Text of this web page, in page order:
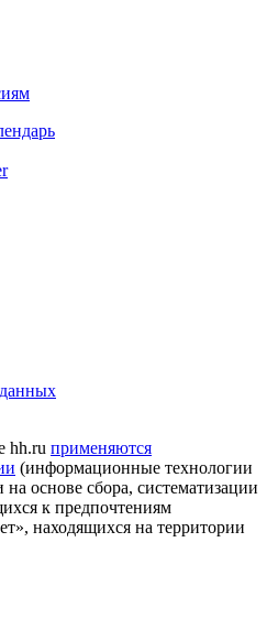
hh.ru применяются
(информационные технологии
основе сбора, систематизации
к предпочтениям
находящихся на территории